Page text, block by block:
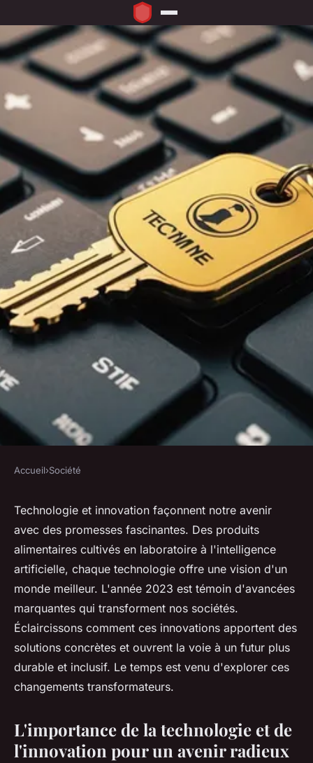
Technologie et innovation : les
clés d'un avenir radieux
Clément•25 décembre 2024•4 min de lecture
Accueil›Société
Technologie et innovation façonnent notre avenir
avec des promesses fascinantes. Des produits
alimentaires cultivés en laboratoire à l'intelligence
artificielle, chaque technologie offre une vision d'un
monde meilleur. L'année 2023 est témoin d'avancées
marquantes qui transforment nos sociétés.
Éclaircissons comment ces innovations apportent des
solutions concrètes et ouvrent la voie à un futur plus
durable et inclusif. Le temps est venu d'explorer ces
changements transformateurs.
L'importance de la technologie et de
l'innovation pour un avenir radieux